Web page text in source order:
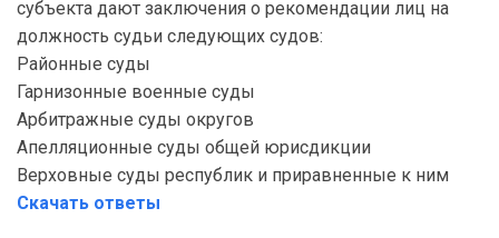
субъекта дают заключения о рекомендации лиц на
должность судьи следующих судов:
Районные суды
Гарнизонные военные суды
Арбитражные суды округов
Апелляционные суды общей юрисдикции
Верховные суды республик и приравненные к ним
Скачать ответы